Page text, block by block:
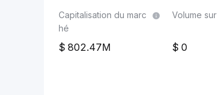
Capitalisation du marc
hé
802.47M
Volume
0